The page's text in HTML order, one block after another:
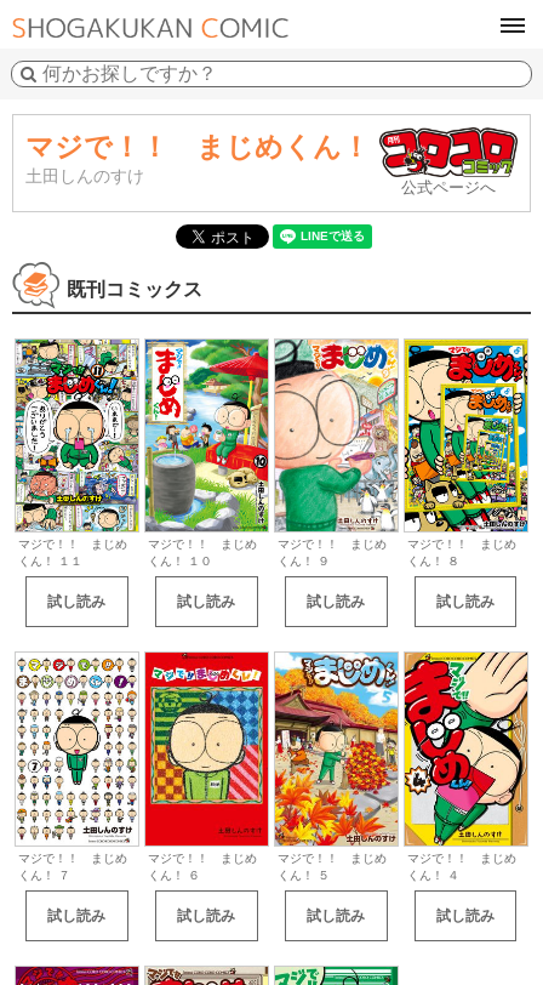
マジで！！ まじめくん！
土田しんのすけ
公式ページへ
既刊コミックス
マジで！！ まじめ
くん！ １１
試し読み
マジで！！ まじめ
くん！ １０
試し読み
マジで！！ まじめ
くん！ ９
試し読み
マジで！！ まじめ
くん！ ８
試し読み
マジで！！ まじめ
くん！ ７
試し読み
マジで！！ まじめ
くん！ ６
試し読み
マジで！！ まじめ
くん！ ５
試し読み
マジで！！ まじめ
くん！ ４
試し読み